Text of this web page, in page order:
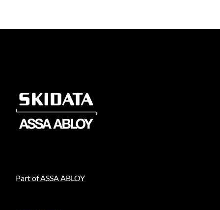
Part of ASSA ABLOY